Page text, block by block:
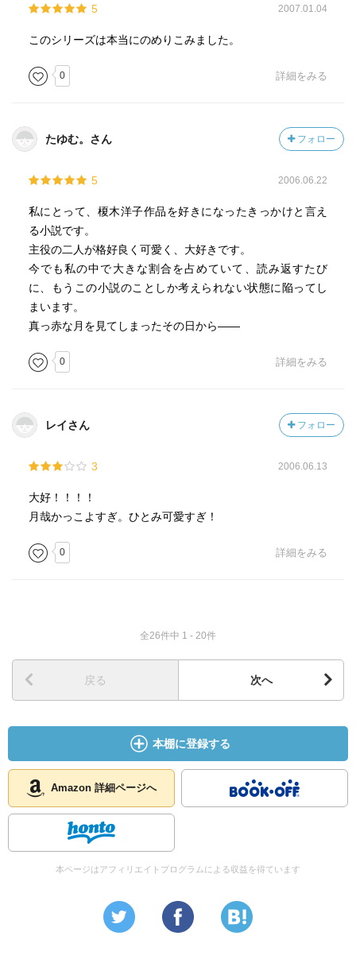
5 2007.01.04
このシリーズは本当にのめりこみました。
0 詳細をみる
たゆむ。さん フォロー
5 2006.06.22
私にとって、榎木洋子作品を好きになったきっかけと言え
る小説です。
主役の二人が格好良く可愛く、大好きです。
今でも私の中で大きな割合を占めていて、読み返すたび
に、もうこの小説のことしか考えられない状態に陥ってし
まいます。
真っ赤な月を見てしまったその日から――
0 詳細をみる
レイさん フォロー
3 2006.06.13
大好！！！！
月哉かっこよすぎ。ひとみ可愛すぎ！
0 詳細をみる
全26件中 1 - 20件
戻る 次へ
本棚に登録する
Amazon 詳細ページへ
本ページはアフィリエイトプログラムによる収益を得ています